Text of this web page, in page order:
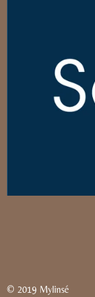
© 2019 Mylinsé